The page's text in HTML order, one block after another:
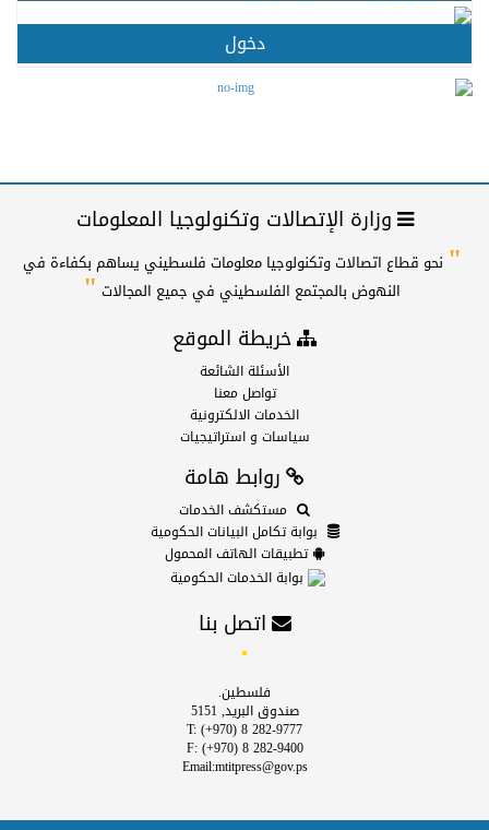
دخول
وزارة الإتصالات وتكنولوجيا المعلومات
" نحو قطاع اتصالات وتكنولوجيا معلومات فلسطيني يساهم بكفاءة في
النهوض بالمجتمع الفلسطيني في جميع المجالات"
خريطة الموقع
الأسئلة الشائعة
تواصل معنا
الخدمات الالكترونية
سياسات و استراتيجيات
روابط هامة
مستكشف الخدمات
بوابة تكامل البيانات الحكومية
تطبيقات الهاتف المحمول
بوابة الخدمات الحكومية
اتصل بنا
فلسطين.
صندوق البريد, 5151
T: (+970) 8 282-9777
F: (+970) 8 282-9400
Email:mtitpress@gov.ps